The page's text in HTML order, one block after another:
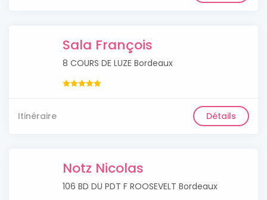
Sala François
8 COURS DE LUZE Bordeaux
Itinéraire Détails
Notz Nicolas
106 BD DU PDT F ROOSEVELT Bordeaux